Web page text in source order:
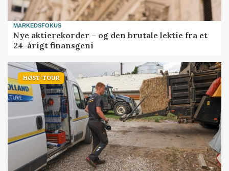
MARKEDSFOKUS
Nye aktierekorder – og den brutale lektie fra et
24-årigt finansgeni
HØST-TOUR